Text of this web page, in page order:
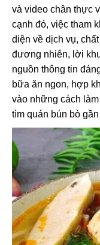
và video chân thực
cạnh đó, việc tham
diện về dịch vụ,
đương nhiên, lời
nguồn thông tin
bữa ăn ngon, hợp
vào những cách
tìm quán bún bò